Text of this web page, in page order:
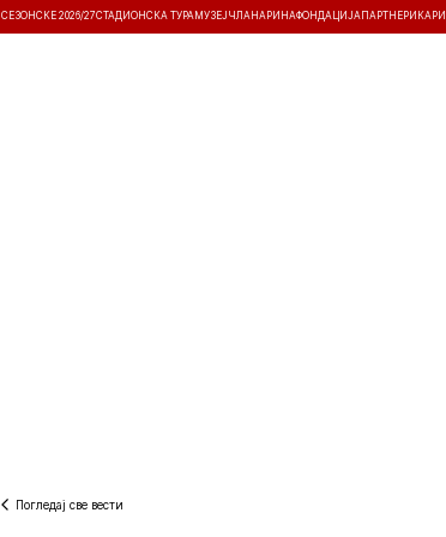
СЕЗОНСКЕ 2026/27СТАДИОНСКА ТУРА МУЗЕЈ ЧЛАНАРИНАФОНДАЦИЈА ПАРТНЕРИ
Погледај све вести